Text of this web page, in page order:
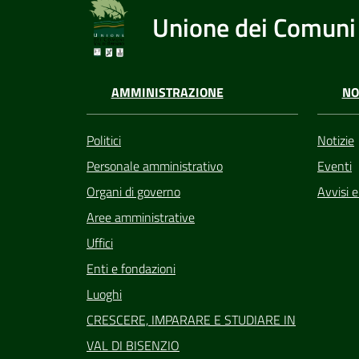
Unione dei
AMMINISTRAZIONE
Politici
Personale amministrativo
Organi di governo
Aree amministrative
Uffici
Enti e fondazioni
Luoghi
CRESCERE, IMPARARE E STUDIARE IN
VAL DI BISENZIO
Notizie
Eventi
Avvisi